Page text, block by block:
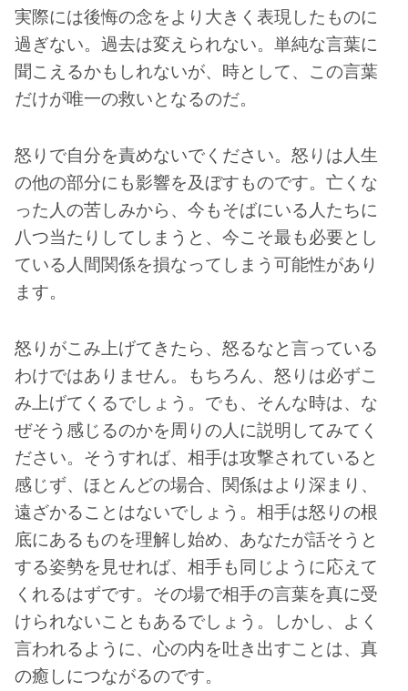
実際には後悔の念をより大きく表現したものに
過ぎない。過去は変えられない。単純な言葉に
聞こえるかもしれないが、時として、この言葉
だけが唯一の救いとなるのだ。
怒りで自分を責めないでください。怒りは人生
の他の部分にも影響を及ぼすものです。亡くな
った人の苦しみから、今もそばにいる人たちに
八つ当たりしてしまうと、今こそ最も必要とし
ている人間関係を損なってしまう可能性があり
ます。
怒りがこみ上げてきたら、怒るなと言っている
わけではありません。もちろん、怒りは必ずこ
み上げてくるでしょう。でも、そんな時は、な
ぜそう感じるのかを周りの人に説明してみてく
ださい。そうすれば、相手は攻撃されていると
感じず、ほとんどの場合、関係はより深まり、
遠ざかることはないでしょう。相手は怒りの根
底にあるものを理解し始め、あなたが話そうと
する姿勢を見せれば、相手も同じように応えて
くれるはずです。その場で相手の言葉を真に受
けられないこともあるでしょう。しかし、よく
言われるように、心の内を吐き出すことは、真
の癒しにつながるのです。